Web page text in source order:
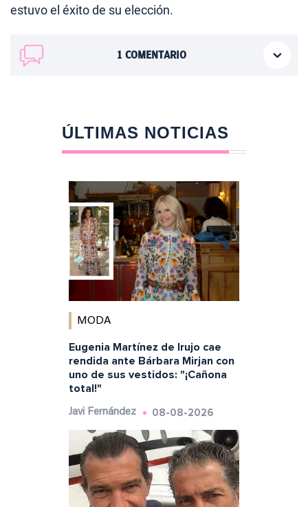
estuvo el éxito de su elección.
1 COMENTARIO
ÚLTIMAS NOTICIAS
MODA
Eugenia Martínez de Irujo cae
rendida ante Bárbara Mirjan con
uno de sus vestidos: "¡Cañona
total!"
Javi Fernández 08-08-2026